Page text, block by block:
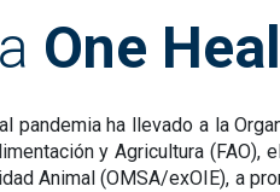
One
ha llevado a la
y Agricultura (FAO),
Animal (OMSA/exOIE), a